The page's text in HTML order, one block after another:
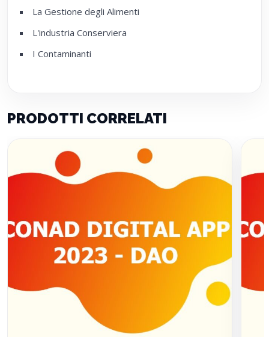
La Gestione degli Alimenti
L'industria Conserviera
I Contaminanti
PRODOTTI CORRELATI